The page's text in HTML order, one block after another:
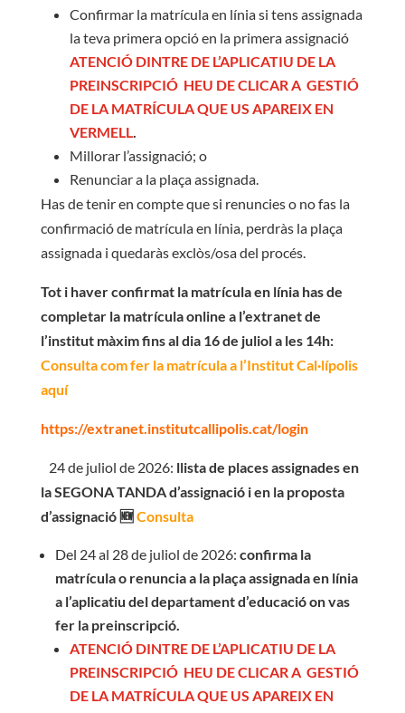
Confirmar la matrícula en línia si tens assignada
la teva primera opció en la primera assignació
ATENCIÓ DINTRE DE L’APLICATIU DE LA
PREINSCRIPCIÓ HEU DE CLICAR A GESTIÓ
DE LA MATRÍCULA QUE US APAREIX EN
VERMELL.
Millorar l’assignació; o
Renunciar a la plaça assignada.
Has de tenir en compte que si renuncies o no fas la
confirmació de matrícula en línia, perdràs la plaça
assignada i quedaràs exclòs/osa del procés.
Tot i haver confirmat la matrícula en línia has de
completar la matrícula online a l’extranet de
l’institut màxim fins al dia 16 de juliol a les 14h:
Consulta com fer la matrícula a l’Institut Cal·lípolis
aquí
https://extranet.institutcallipolis.cat/login
24 de juliol de 2026: llista de places assignades en
la SEGONA TANDA d’assignació i en la proposta
d’assignació 🆕 Consulta
Del 24 al 28 de juliol de 2026: confirma la
matrícula o renuncia a la plaça assignada en línia
a l’aplicatiu del departament d’educació on vas
fer la preinscripció.
ATENCIÓ DINTRE DE L’APLICATIU DE LA
PREINSCRIPCIÓ HEU DE CLICAR A GESTIÓ
DE LA MATRÍCULA QUE US APAREIX EN